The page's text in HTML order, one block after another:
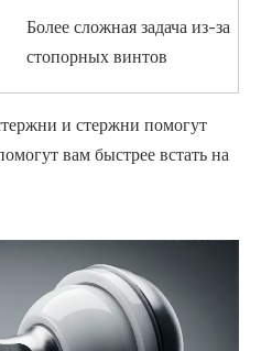
Более сложная задача из-за
стопорных винтов
и стержни помогут
вам быстрее встать на